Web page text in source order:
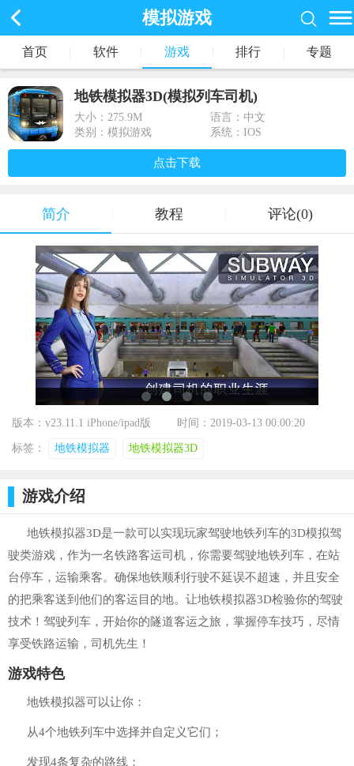
模拟游戏
首页 软件 游戏 排行 专题
地铁模拟器3D(模拟列车司机)
大小： 275.9M
语言：中文
类别：模拟游戏
系统：IOS
点击下载
简介 教程 评论(0)
版本：v23.11.1 iPhone/ipad版 时间：2019-03-13 00:00:20
标签： 地铁模拟器 地铁模拟器3D
游戏介绍
地铁模拟器3D是一款可以实现玩家驾驶地铁列车的3D模拟驾
驶类游戏，作为一名铁路客运司机，你需要驾驶地铁列车，在站
台停车，运输乘客。确保地铁顺利行驶不延误不超速，并且安全
的把乘客送到他们的客运目的地。让地铁模拟器3D检验你的驾驶
技术！驾驶列车，开始你的隧道客运之旅，掌握停车技巧，尽情
享受铁路运输，司机先生！
游戏特色
地铁模拟器可以让你：
从4个地铁列车中选择并自定义它们；
发现4条复杂的路线；